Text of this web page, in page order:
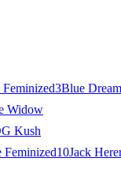
3Blue Dream
Widow
Kush
Feminized10Jack